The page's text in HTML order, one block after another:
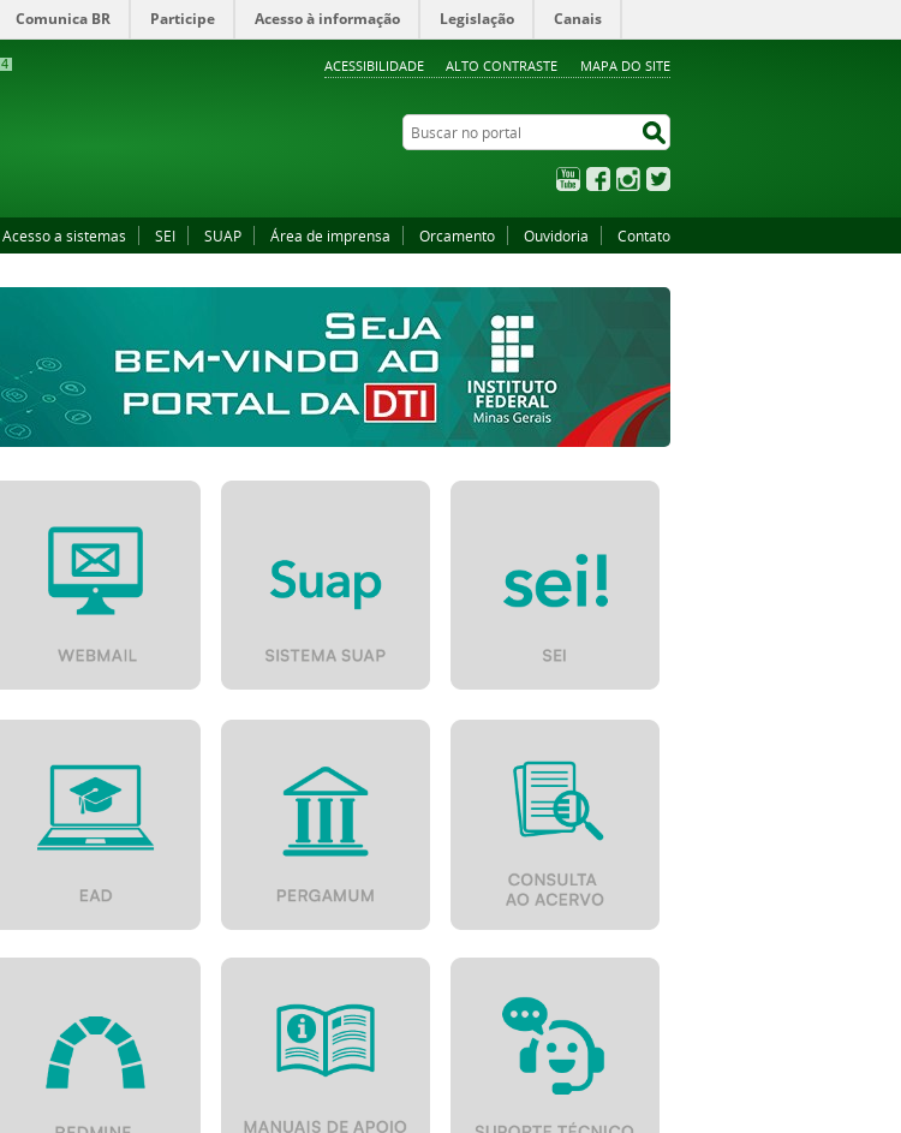
4 ACESSIBILIDADE ALTO CONTRASTE MAPA DO SITE
Comunica BR Participe Acesso à informação Legislação Canais
Buscar no portal
YouTubeFacebookInstagram
Acesso a sistemas SEI SUAP Área de imprensa Orcamento Ouvidoria Contato